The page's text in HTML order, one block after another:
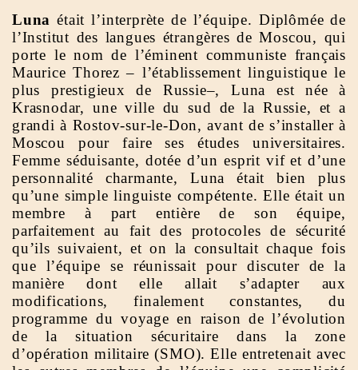
Luna était l’interprète de l’équipe. Diplômée de
l’Institut des langues étrangères de Moscou, qui
porte le nom de l’éminent communiste français
Maurice Thorez – l’établissement linguistique le
plus prestigieux de Russie–, Luna est née à
Krasnodar, une ville du sud de la Russie, et a
grandi à Rostov-sur-le-Don, avant de s’installer à
Moscou pour faire ses études universitaires.
Femme séduisante, dotée d’un esprit vif et d’une
personnalité charmante, Luna était bien plus
qu’une simple linguiste compétente. Elle était un
membre à part entière de son équipe,
parfaitement au fait des protocoles de sécurité
qu’ils suivaient, et on la consultait chaque fois
que l’équipe se réunissait pour discuter de la
manière dont elle allait s’adapter aux
modifications, finalement constantes, du
programme du voyage en raison de l’évolution
de la situation sécuritaire dans la zone
d’opération militaire (SMO). Elle entretenait avec